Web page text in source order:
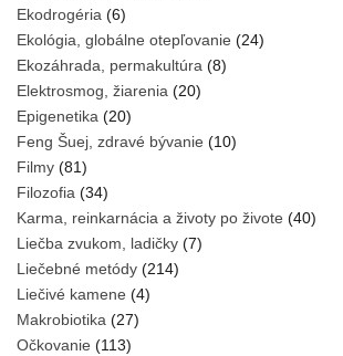
Ekodrogéria (6)
Ekológia, globálne otepľovanie (24)
Ekozáhrada, permakultúra (8)
Elektrosmog, žiarenia (20)
Epigenetika (20)
Feng Šuej, zdravé bývanie (10)
Filmy (81)
Filozofia (34)
Karma, reinkarnácia a životy po živote (40)
Liečba zvukom, ladičky (7)
Liečebné metódy (214)
Liečivé kamene (4)
Makrobiotika (27)
Očkovanie (113)